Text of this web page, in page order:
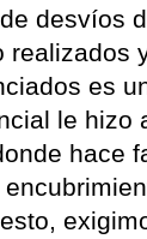
desvíos
realizados
es
le hizo
hace